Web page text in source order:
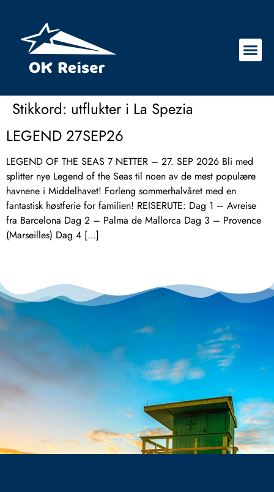
Stikkord: utflukter i La Spezia
LEGEND 27SEP26
LEGEND OF THE SEAS 7 NETTER – 27. SEP 2026 Bli med
splitter nye Legend of the Seas til noen av de mest populære
havnene i Middelhavet! Forleng sommerhalvåret med en
fantastisk høstferie for familien! REISERUTE: Dag 1 – Avreise
fra Barcelona Dag 2 – Palma de Mallorca Dag 3 – Provence
(Marseilles) Dag 4 […]